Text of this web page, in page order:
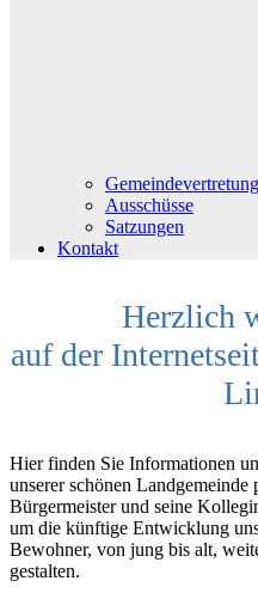
Gemeindevertretung
Ausschüsse
Satzungen
Kontakt
Herzlich
auf der
Hier finden Sie Informationen
unserer schönen
Bürgermeister und seine
um die künftige Entwicklung
Bewohner, von jung bis alt,
gestalten.